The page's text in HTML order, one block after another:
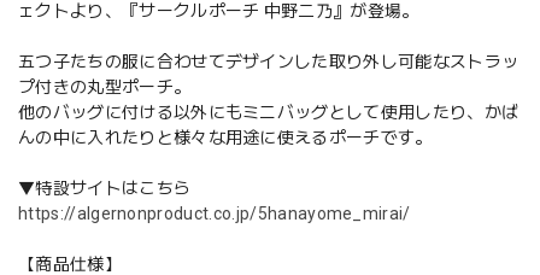
ェクトより、『サークルポーチ 中野二乃』が登場。
五つ子たちの服に合わせてデザインした取り外し可能なストラッ
プ付きの丸型ポーチ。
他のバッグに付ける以外にもミニバッグとして使用したり、かば
んの中に入れたりと様々な用途に使えるポーチです。
▼特設サイトはこちら
https://algernonproduct.co.jp/5hanayome_mirai/
【商品仕様】